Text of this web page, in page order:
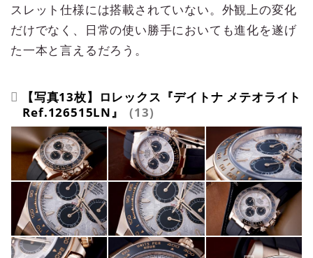
スレット仕様には搭載されていない。外観上の変化
だけでなく、日常の使い勝手においても進化を遂げ
た一本と言えるだろう。
【写真13枚】ロレックス『デイトナ メテオライト
Ref.126515LN』
13